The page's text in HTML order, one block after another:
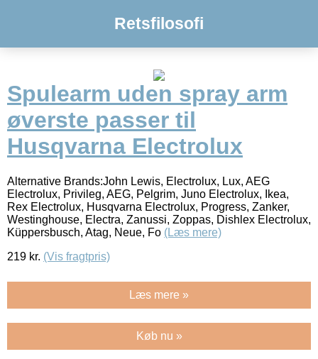
Retsfilosofi
Spulearm uden spray arm
øverste passer til
Husqvarna Electrolux
Alternative Brands:John Lewis, Electrolux, Lux, AEG
Electrolux, Privileg, AEG, Pelgrim, Juno Electrolux, Ikea,
Rex Electrolux, Husqvarna Electrolux, Progress, Zanker,
Westinghouse, Electra, Zanussi, Zoppas, Dishlex Electrolux,
Küppersbusch, Atag, Neue, Fo (Læs mere)
219 kr. (Vis fragtpris)
Læs mere »
Køb nu »